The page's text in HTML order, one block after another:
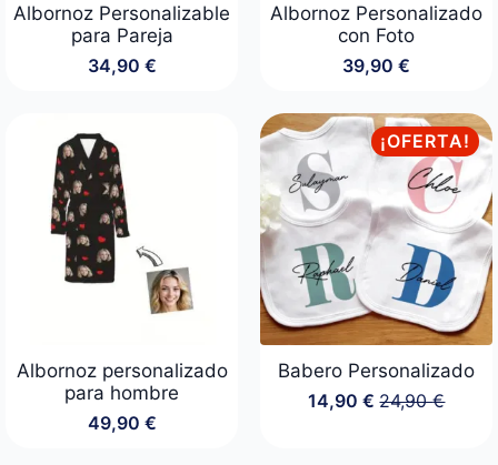
Albornoz Personalizable
para Pareja
34,90 €
Albornoz Personalizado
con Foto
39,90 €
Albornoz personalizado
para hombre
49,90 €
¡OFERTA!
Babero Personalizado
24,90€
El
14,90 € El